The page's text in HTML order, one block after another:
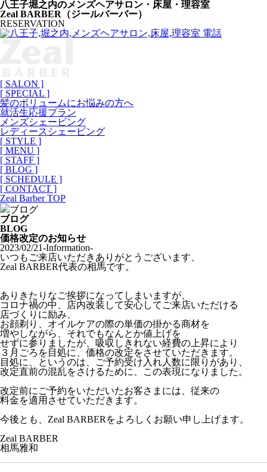
八王子堀之内のメンズヘアサロン・床屋・理容室
Zeal BARBER（ジールバーバー）
RESERVATION
[ SALON ]
[ SPECIAL ]
髪のボリュームにお悩みの方へ
就活生応援プラン
メンズシェービング
レディースシェービング
[ STYLE ]
[ MENU ]
[ STAFF ]
[ BLOG ]
[ SCHEDULE ]
[ CONTACT ]
Zeal Barber TOP
ブログ
ブログ
BLOG
価格改定のお知らせ
2023/02/21-Information-
いつもご来店いただきありがとうございます、
Zeal BARBER代表の相馬です。
ありきたりなご挨拶になってしまいますが、
コロナ禍の中、店内改装して安心してご来店いただける
店づくりに励み、
お顔剃り、オイルケアの際の単価の掛かる商材を
増やしながら、それでもなんとか値上げを
せずに参りましたが、吸収しきれない経費の上昇により
３月ごろを目処に、価格の改定をさせていただきます。
目処に、というのは、ご予約受け入れ人数に限りがあり、
改定直前の混乱をさけるために、この表現になりました。
改定前にご予約をいただいたお客さまには、従来の
料金を適用させていただきます。
今後とも、Zeal BARBERをよろしくお願い申し上げます。
Zeal BARBER
相馬雅和